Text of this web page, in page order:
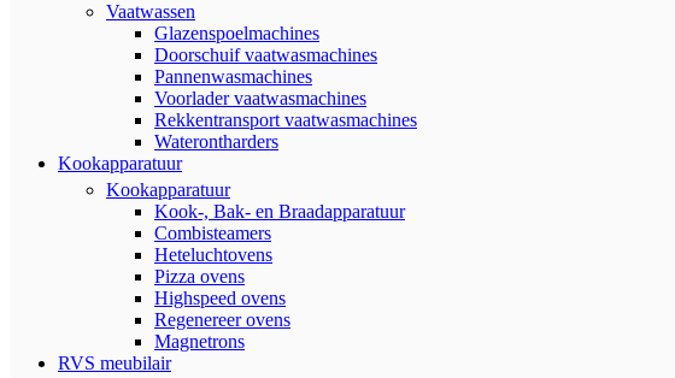
Vaatwassen
Glazenspoelmachines
Doorschuif vaatwasmachines
Pannenwasmachines
Voorlader vaatwasmachines
Rekkentransport vaatwasmachines
Waterontharders
Kookapparatuur
Kookapparatuur
Kook-, Bak- en Braadapparatuur
Combisteamers
Heteluchtovens
Pizza ovens
Highspeed ovens
Regenereer ovens
Magnetrons
RVS meubilair